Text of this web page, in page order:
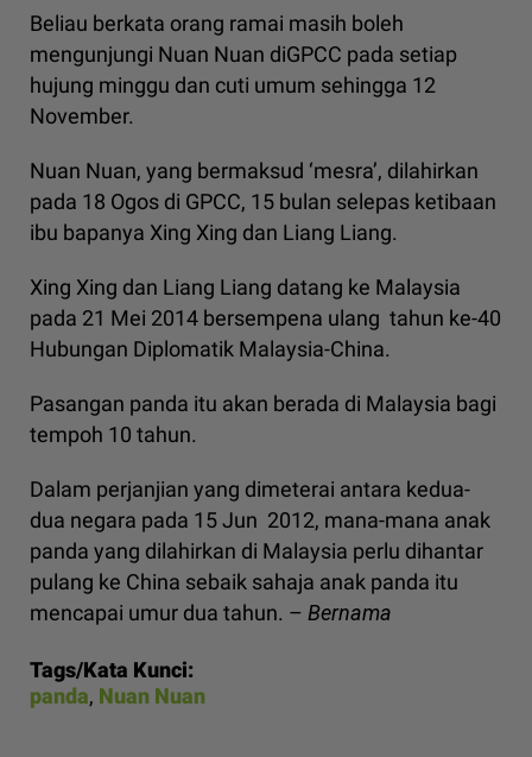
Beliau berkata orang ramai masih boleh
mengunjungi Nuan Nuan diGPCC pada setiap
hujung minggu dan cuti umum sehingga 12
November.
Nuan Nuan, yang bermaksud ‘mesra’, dilahirkan
pada 18 Ogos di GPCC, 15 bulan selepas ketibaan
ibu bapanya Xing Xing dan Liang Liang.
Xing Xing dan Liang Liang datang ke Malaysia
pada 21 Mei 2014 bersempena ulang tahun ke-40
Hubungan Diplomatik Malaysia-China.
Pasangan panda itu akan berada di Malaysia bagi
tempoh 10 tahun.
Dalam perjanjian yang dimeterai antara kedua-
dua negara pada 15 Jun 2012, mana-mana anak
panda yang dilahirkan di Malaysia perlu dihantar
pulang ke China sebaik sahaja anak panda itu
mencapai umur dua tahun. – Bernama
Tags/Kata Kunci:
panda, Nuan Nuan